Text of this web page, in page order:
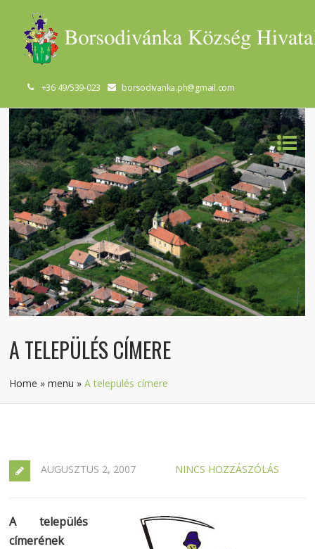
+36 49/539-023 borsodivanka.ph@gmail.com
A TELEPÜLÉS CÍMERE
Home »menu »A település címere
AUGUSZTUS 2, 2007 NINCS HOZZÁSZÓLÁS
A település
címerének